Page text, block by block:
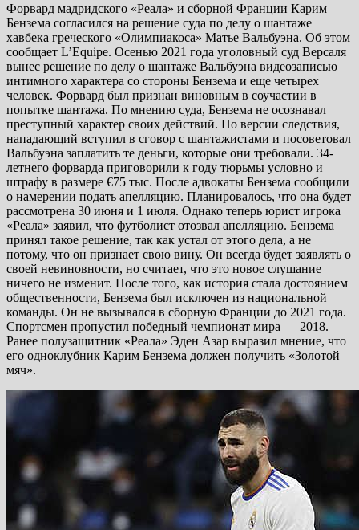
Форвард мадридского «Реала» и сборной Франции Карим
Бензема согласился на решение суда по делу о шантаже
хавбека греческого «Олимпиакоса» Матье Вальбуэна. Об этом
сообщает L’Equipe. Осенью 2021 года уголовный суд Версаля
вынес решение по делу о шантаже Вальбуэна видеозаписью
интимного характера со стороны Бензема и еще четырех
человек. Форвард был признан виновным в соучастии в
попытке шантажа. По мнению суда, Бензема не осознавал
преступный характер своих действий. По версии следствия,
нападающий вступил в сговор с шантажистами и посоветовал
Вальбуэна заплатить те деньги, которые они требовали. 34-
летнего форварда приговорили к году тюрьмы условно и
штрафу в размере €75 тыс. После адвокаты Бензема сообщили
о намерении подать апелляцию. Планировалось, что она будет
рассмотрена 30 июня и 1 июля. Однако теперь юрист игрока
«Реала» заявил, что футболист отозвал апелляцию. Бензема
принял такое решение, так как устал от этого дела, а не
потому, что он признает свою вину. Он всегда будет заявлять о
своей невиновности, но считает, что это новое слушание
ничего не изменит. После того, как история стала достоянием
общественности, Бензема был исключен из национальной
команды. Он не вызывался в сборную Франции до 2021 года.
Спортсмен пропустил победный чемпионат мира — 2018.
Ранее полузащитник «Реала» Эден Азар выразил мнение, что
его одноклубник Карим Бензема должен получить «Золотой
мяч».